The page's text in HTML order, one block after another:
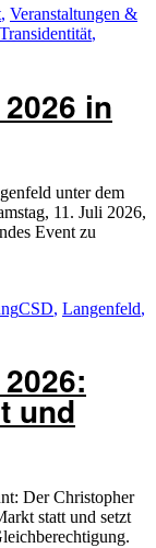
, Veranstaltungen &
Transidentität,
in
unter dem
11. Juli 2026,
Event zu
Schlagwörter
CSD, Langenfeld,
und
Der Christopher
statt und setzt